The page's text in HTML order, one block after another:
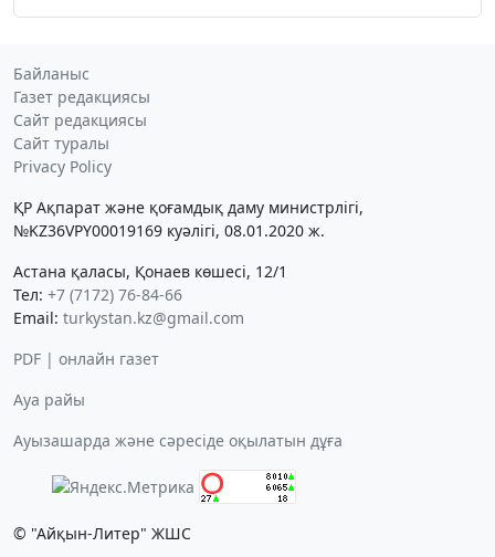
Байланыс
Газет редакциясы
Сайт редакциясы
Сайт туралы
Privacy Policy
ҚР Ақпарат және қоғамдық даму министрлігі,
№KZ36VPY00019169 куәлігі, 08.01.2020 ж.
Астана қаласы, Қонаев көшесі, 12/1
Тел: +7 (7172) 76-84-66
Email: turkystan.kz@gmail.com
PDF | онлайн газет
Ауа райы
Ауызашарда және сәресіде оқылатын дұға
© "Айқын-Литер" ЖШС